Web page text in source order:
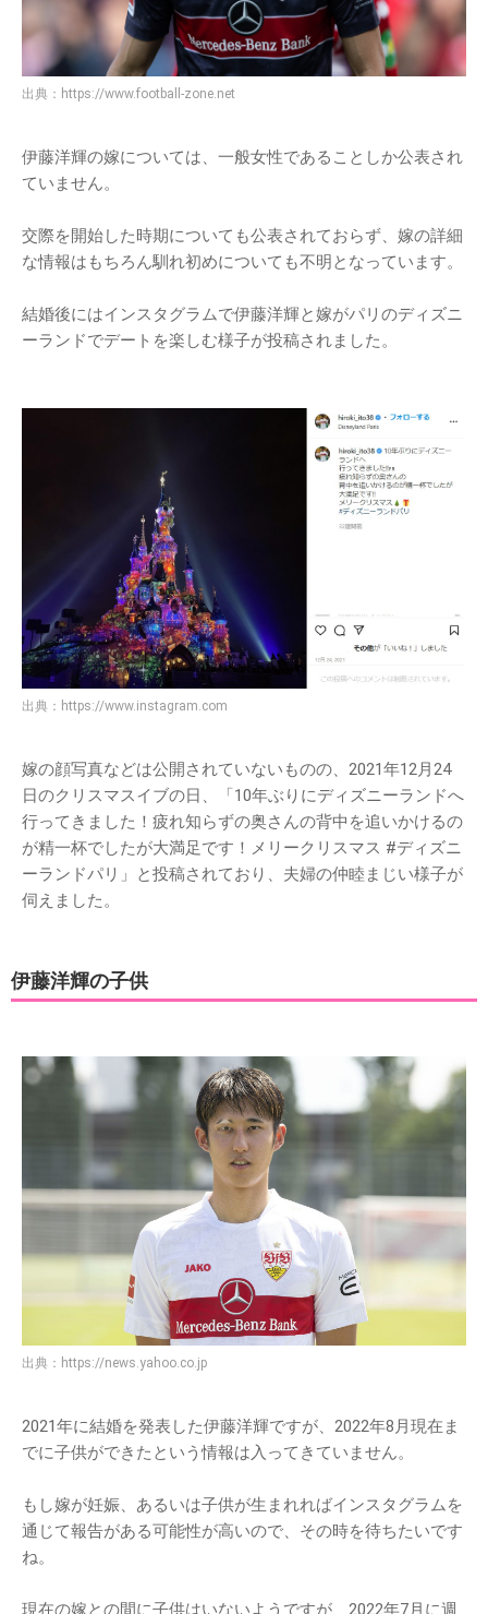
出典： https://www.football-zone.net
伊藤洋輝の嫁については、一般女性であることしか公表され
ていません。
交際を開始した時期についても公表されておらず、嫁の詳細
な情報はもちろん馴れ初めについても不明となっています。
結婚後にはインスタグラムで伊藤洋輝と嫁がパリのディズニ
ーランドでデートを楽しむ様子が投稿されました。
出典： https://www.instagram.com
嫁の顔写真などは公開されていないものの、2021年12月24
日のクリスマスイブの日、「10年ぶりにディズニーランドへ
行ってきました！疲れ知らずの奥さんの背中を追いかけるの
が精一杯でしたが大満足です！メリークリスマス #ディズニ
ーランドパリ」と投稿されており、夫婦の仲睦まじい様子が
伺えました。
伊藤洋輝の子供
出典： https://news.yahoo.co.jp
2021年に結婚を発表した伊藤洋輝ですが、2022年8月現在ま
でに子供ができたという情報は入ってきていません。
もし嫁が妊娠、あるいは子供が生まれればインスタグラムを
通じて報告がある可能性が高いので、その時を待ちたいです
ね。
現在の嫁との間に子供はいないようですが、2022年7月に週